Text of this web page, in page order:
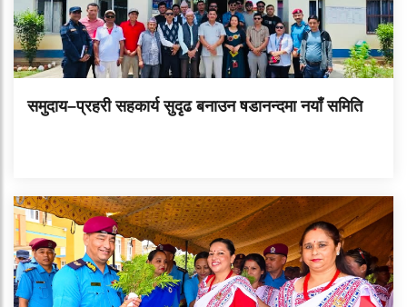
समुदाय–प्रहरी सहकार्य सुदृढ बनाउन षडानन्दमा नयाँ समिति